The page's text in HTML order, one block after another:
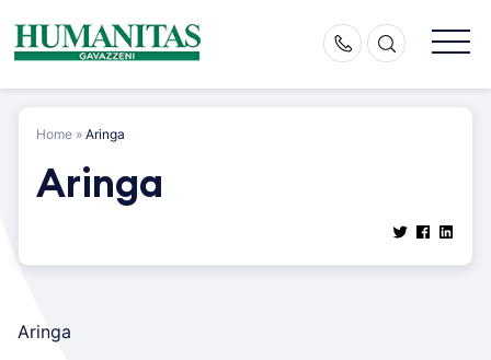
content
Home » Aringa
Aringa
Aringa